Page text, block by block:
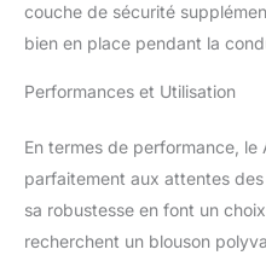
couche de sécurité
bien en place pendant la
Performances et Utilisation
En termes de performance,
parfaitement aux attentes
sa robustesse en font un
recherchent un blouson